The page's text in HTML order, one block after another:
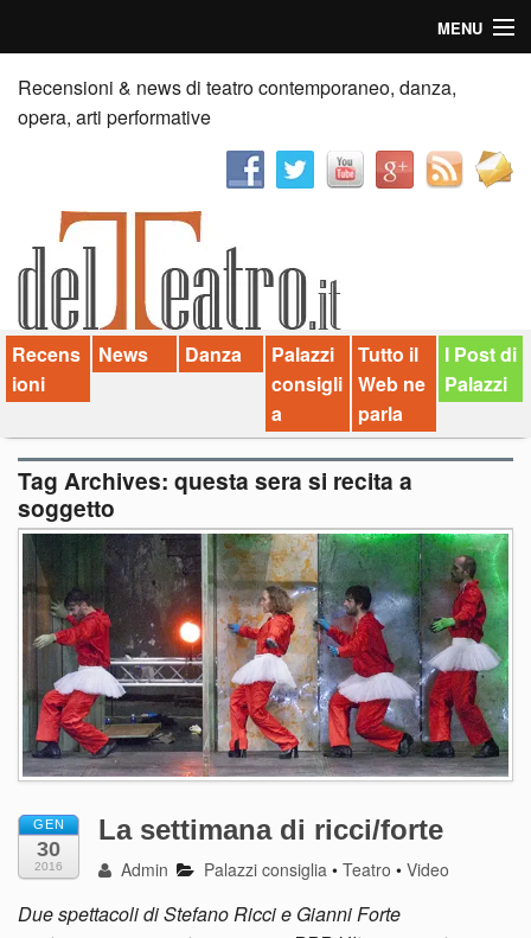
MENU
Home
Recensioni
News
Palazzi consiglia
Video
Chi siamo
Contatti
dT in English
Recensioni & news di teatro contemporaneo, danza,
opera, arti performative
Recens
ioni
News Danza
Palazzi
consigli
a
Tutto il
Web ne
parla
I Post di
Palazzi
Tag Archives: questa sera si recita a
soggetto
GEN
30
2016
La settimana di ricci/forte
Admin Palazzi consiglia •Teatro •Video
Due spettacoli di Stefano Ricci e Gianni Forte